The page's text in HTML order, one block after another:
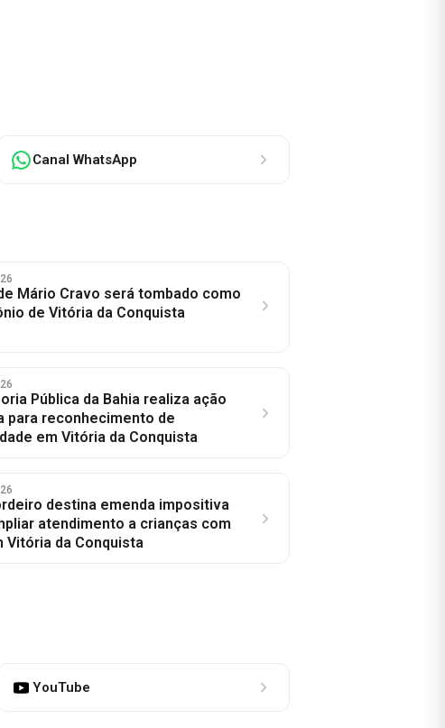
Canal WhatsApp
Mário Cravo será tombado como
de Vitória da Conquista
Pública da Bahia realiza ação
para reconhecimento de
em Vitória da Conquista
destina emenda impositiva
atendimento a crianças com
Vitória da Conquista
YouTube